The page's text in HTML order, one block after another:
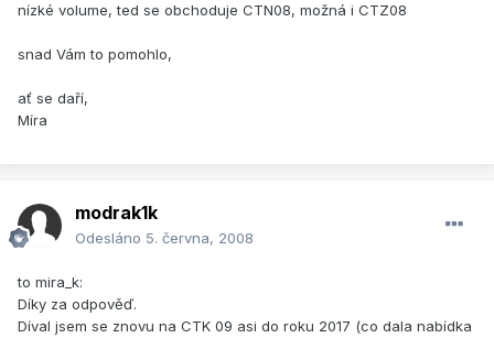
nízké volume, ted se obchoduje CTN08, možná i CTZ08
snad Vám to pomohlo,
ať se daří,
Míra
modrak1k
Odesláno 5. června, 2008
to mira_k:
Díky za odpověď.
Díval jsem se znovu na CTK 09 asi do roku 2017 (co dala nabídka